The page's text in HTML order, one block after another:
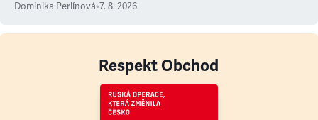
Dominika Perlínová•7. 8. 2026
Respekt Obchod